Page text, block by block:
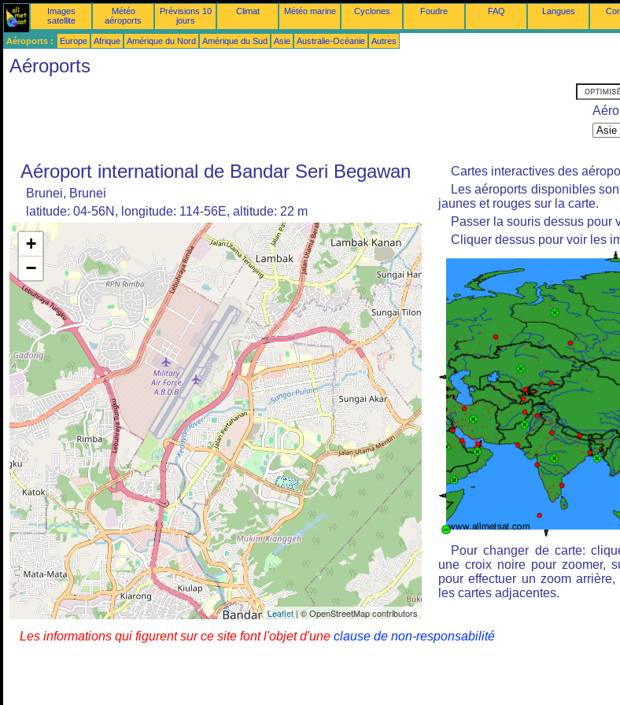
Images
satellite
Météo
aéroports
Prévisions 10
jours
Climat Météo marine Cyclones Foudre FAQ Langues
Aéroports : Europe Afrique Amérique du Nord Amérique du Sud Asie Australie-Océanie Autres
Aéroports
Aéroport international de Bandar Seri Begawan
Brunei, Brunei
latitude: 04-56N, longitude: 114-56E, altitude: 22 m
+
−
Leaflet| © OpenStreetMap contributors
Cartes interactives des
Les aéroports disponibles
jaunes et rouges sur la carte.
Passer la souris dessus pour
Cliquer dessus pour voir les
Pour changer de carte:
une croix noire pour zoomer,
pour effectuer un zoom
les cartes adjacentes.
Les informations qui figurent sur ce site font l'objet d'une clause de non-responsabilité